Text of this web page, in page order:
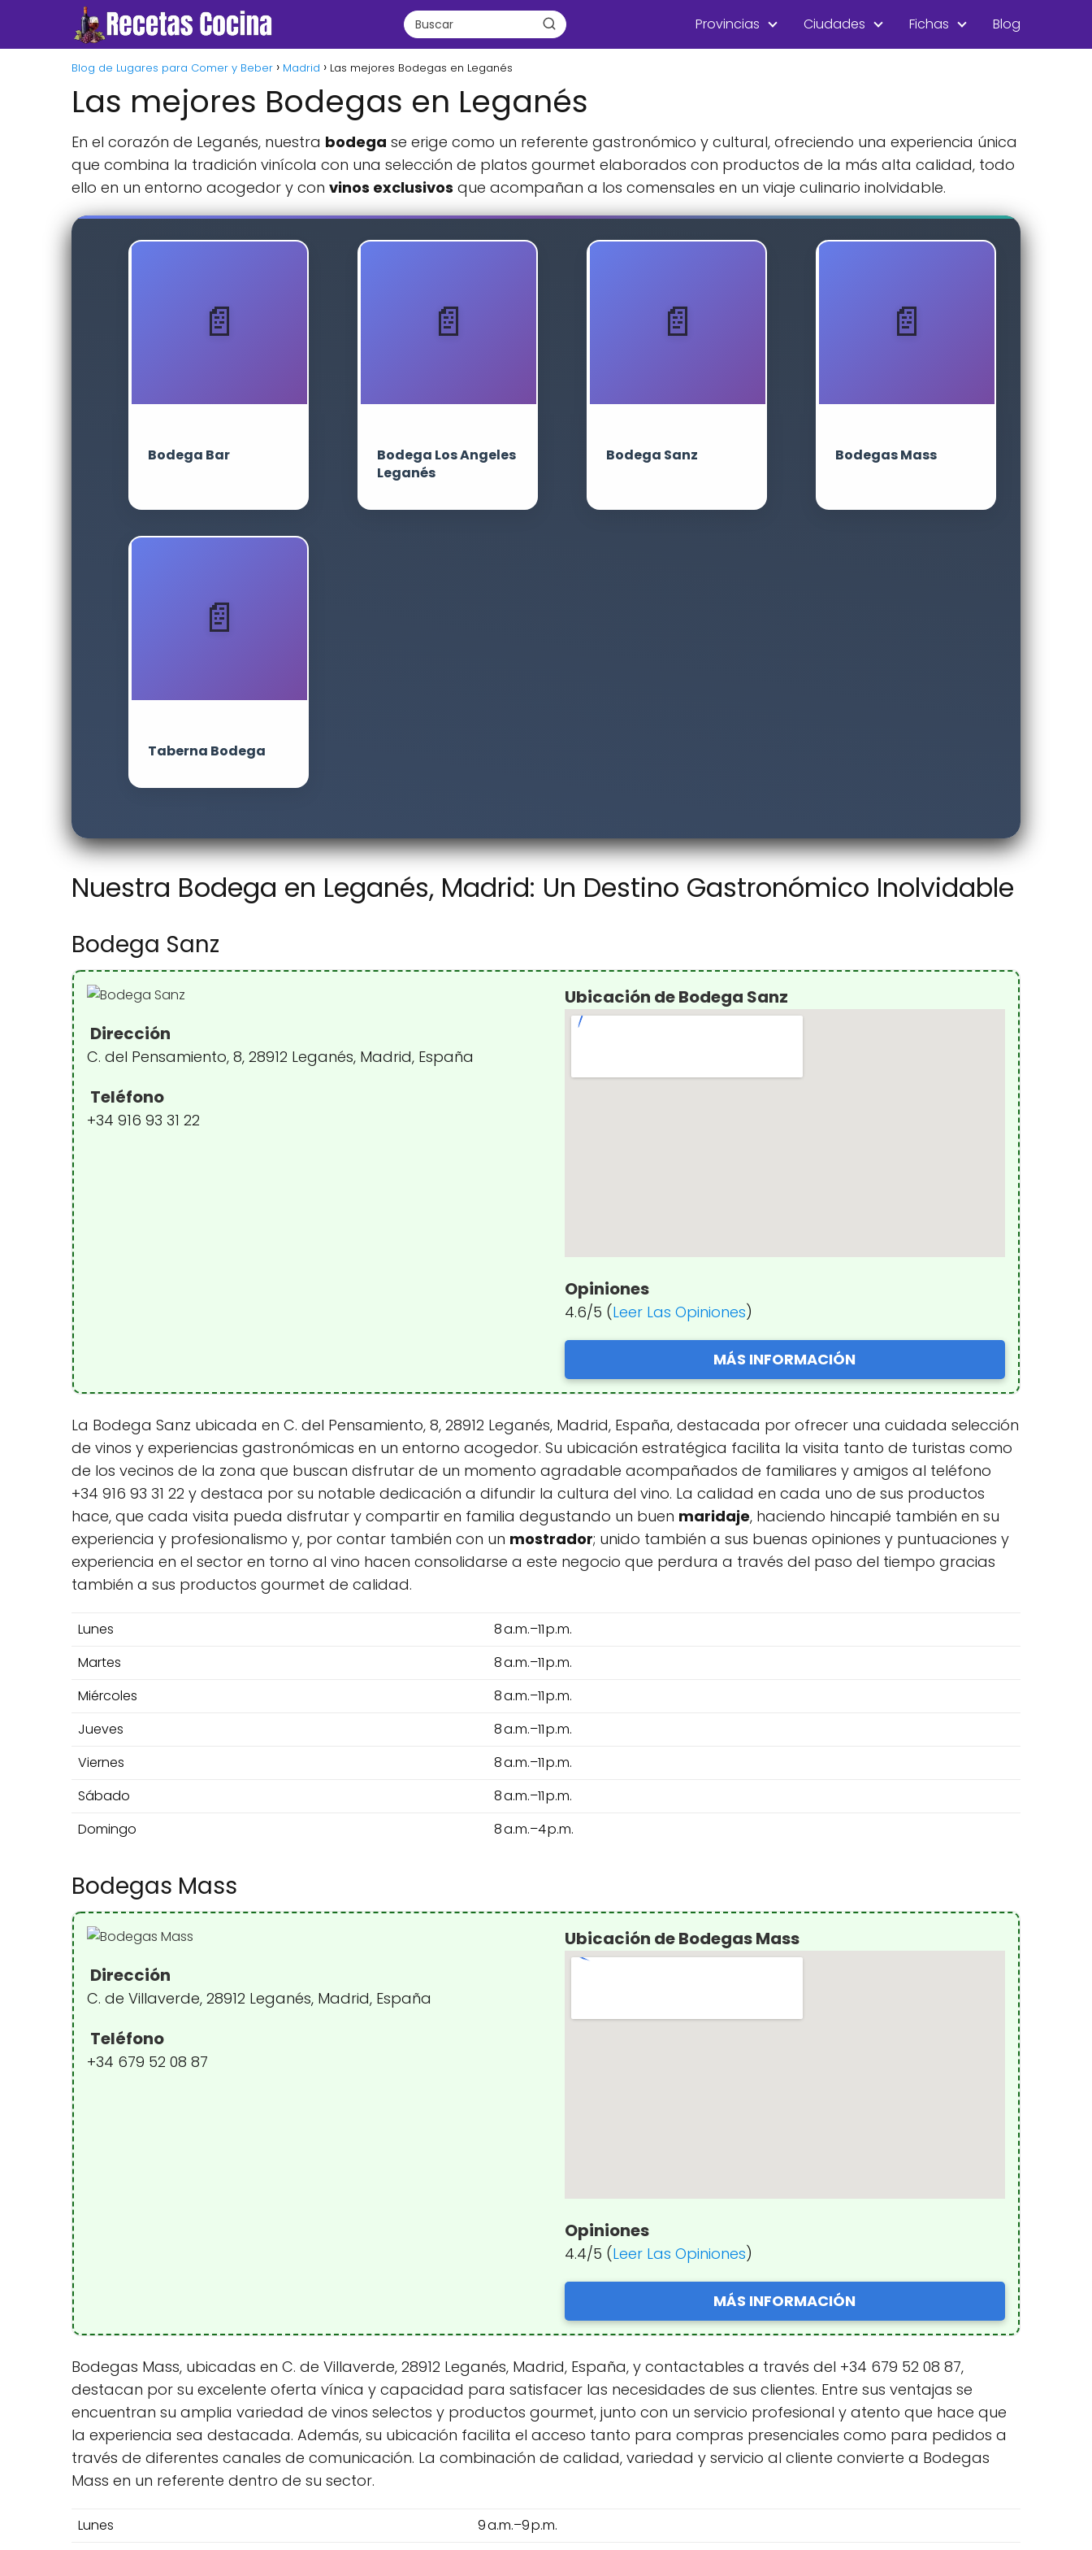
Provincias Ciudades Fichas Blog
Blog de Lugares para Comer y Beber Madrid Las mejores Bodegas en Leganés
Las mejores Bodegas en Leganés
En el corazón de Leganés, nuestra bodega se erige como un referente gastronómico y cultural, ofreciendo una experiencia única
que combina la tradición vinícola con una selección de platos gourmet elaborados con productos de la más alta calidad, todo
ello en un entorno acogedor y con vinos exclusivos que acompañan a los comensales en un viaje culinario inolvidable.
Bodega Bar
Bodega Los Angeles
Leganés
Bodega Sanz Bodegas Mass
Taberna Bodega
Nuestra Bodega en Leganés, Madrid: Un Destino Gastronómico Inolvidable
Bodega Sanz
Dirección
C. del Pensamiento, 8, 28912 Leganés, Madrid, España
Teléfono
+34 916 93 31 22
Ubicación de Bodega Sanz
Opiniones
4.6/5 (Leer Las Opiniones)
MÁS INFORMACIÓN
La Bodega Sanz ubicada en C. del Pensamiento, 8, 28912 Leganés, Madrid, España, destacada por ofrecer una cuidada selección
de vinos y experiencias gastronómicas en un entorno acogedor. Su ubicación estratégica facilita la visita tanto de turistas como
de los vecinos de la zona que buscan disfrutar de un momento agradable acompañados de familiares y amigos al teléfono
+34 916 93 31 22 y destaca por su notable dedicación a difundir la cultura del vino. La calidad en cada uno de sus productos
hace, que cada visita pueda disfrutar y compartir en familia degustando un buen maridaje, haciendo hincapié también en su
experiencia y profesionalismo y, por contar también con un mostrador; unido también a sus buenas opiniones y puntuaciones y
experiencia en el sector en torno al vino hacen consolidarse a este negocio que perdura a través del paso del tiempo gracias
también a sus productos gourmet de calidad.
Lunes
8 a.m.–11 p.m.
Martes
8 a.m.–11 p.m.
Miércoles
8 a.m.–11 p.m.
Jueves
8 a.m.–11 p.m.
Viernes
8 a.m.–11 p.m.
Sábado
8 a.m.–11 p.m.
Domingo
8 a.m.–4 p.m.
Bodegas Mass
Dirección
C. de Villaverde, 28912 Leganés, Madrid, España
Teléfono
+34 679 52 08 87
Ubicación de Bodegas Mass
Opiniones
4.4/5 (Leer Las Opiniones)
MÁS INFORMACIÓN
Bodegas Mass, ubicadas en C. de Villaverde, 28912 Leganés, Madrid, España, y contactables a través del +34 679 52 08 87,
destacan por su excelente oferta vínica y capacidad para satisfacer las necesidades de sus clientes. Entre sus ventajas se
encuentran su amplia variedad de vinos selectos y productos gourmet, junto con un servicio profesional y atento que hace que
la experiencia sea destacada. Además, su ubicación facilita el acceso tanto para compras presenciales como para pedidos a
través de diferentes canales de comunicación. La combinación de calidad, variedad y servicio al cliente convierte a Bodegas
Mass en un referente dentro de su sector.
Lunes
9 a.m.–9 p.m.